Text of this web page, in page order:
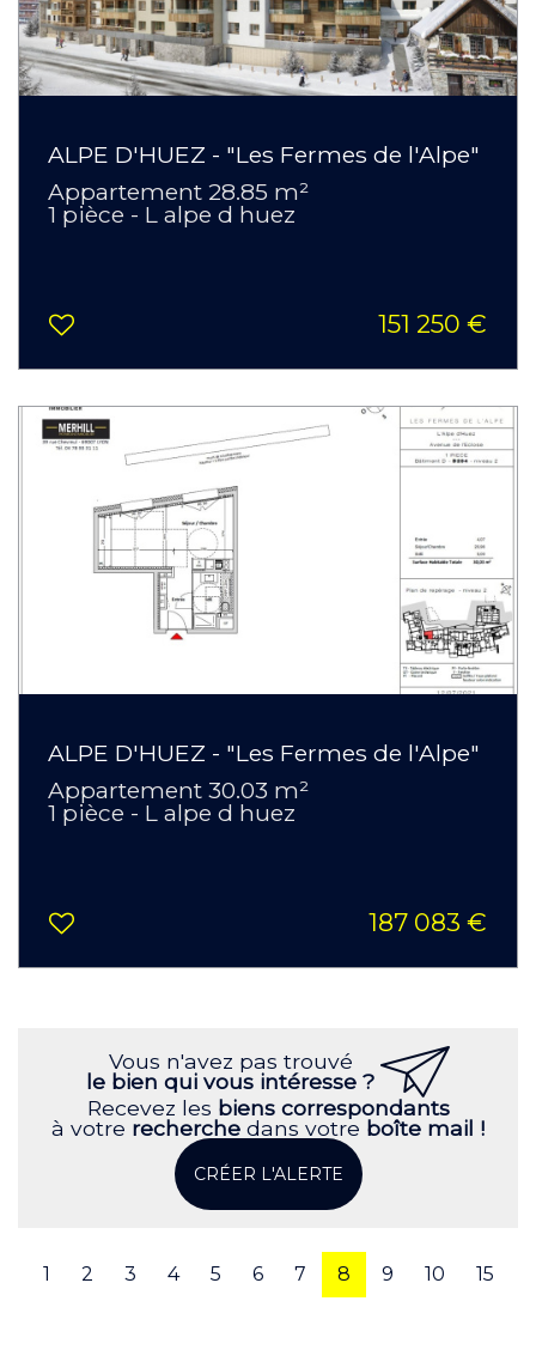
ALPE D'HUEZ - "Les Fermes de l'Alpe"
Appartement 28.85 m²
1 pièce - L alpe d huez
151 250 €
ALPE D'HUEZ - "Les Fermes de l'Alpe"
Appartement 30.03 m²
1 pièce - L alpe d huez
187 083 €
Vous n'avez pas trouvé
le bien qui vous intéresse ?
Recevez les biens correspondants
à votre recherche dans votre boîte mail !
CRÉER L'ALERTE
1 2 3 4 5 6 7 8 9 10 15